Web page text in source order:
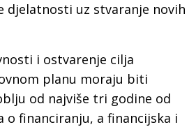
djelatnosti uz stvaranje novih
i ostvarenje cilja
planu moraju biti
od najviše tri godine od
o financiranju, a financijska i